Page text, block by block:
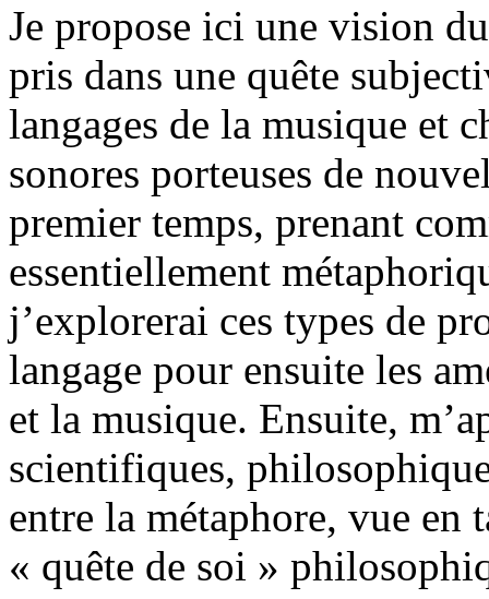
Je propose ici une vision
pris dans une quête
langages de la musique et
sonores porteuses de
premier temps, prenant
essentiellement
j’explorerai ces types de
langage pour ensuite les
et la musique. Ensuite,
scientifiques,
entre la métaphore, vue en
« quête de soi »